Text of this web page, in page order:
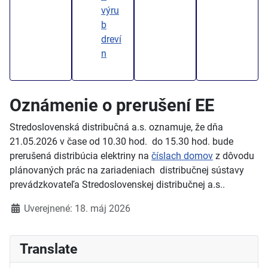
výru
b
dreví
n
Translate
Oznámenie o prerušení EE
Stredoslovenská distribučná a.s. oznamuje, že dňa
21.05.2026 v čase od 10.30 hod. do 15.30 hod. bude
prerušená distribúcia elektriny na číslach domov z dôvodu
plánovaných prác na zariadeniach distribučnej sústavy
prevádzkovateľa Stredoslovenskej distribučnej a.s..
DetailyUverejnené: 18. máj 2026